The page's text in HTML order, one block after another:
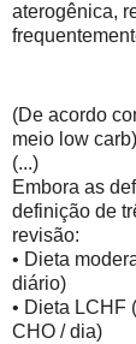
aterogênica,
(De acordo
meio low carb)
(...)
Embora as
definição de
revisão:
• Dieta
diário)
• Dieta LCHF
CHO / dia)